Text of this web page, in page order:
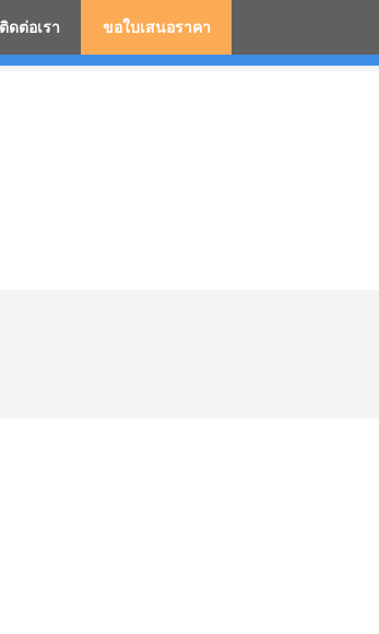
ติดต่อเรา ขอใบเสนอราคา
พรีเมี่ยม ร่มตอนเดียว ร่มกอล์ฟ ร่มกลับด้าน